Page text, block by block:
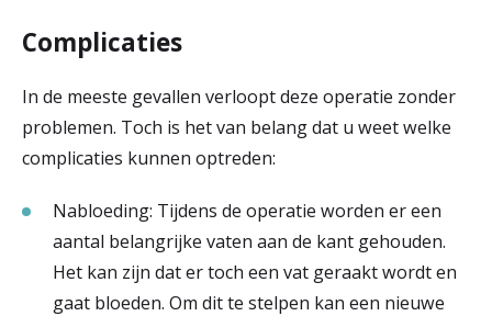
Complicaties
In de meeste gevallen verloopt deze operatie zonder
problemen. Toch is het van belang dat u weet welke
complicaties kunnen optreden:
Nabloeding: Tijdens de operatie worden er een
aantal belangrijke vaten aan de kant gehouden.
Het kan zijn dat er toch een vat geraakt wordt en
gaat bloeden. Om dit te stelpen kan een nieuwe